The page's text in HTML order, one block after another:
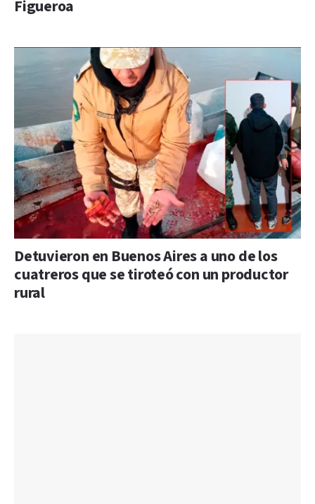
Figueroa
Detuvieron en Buenos Aires a uno de los
cuatreros que se tiroteó con un productor
rural